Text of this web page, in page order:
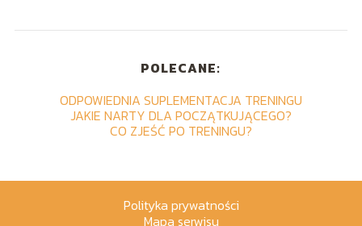
POLECANE:
ODPOWIEDNIA SUPLEMENTACJA TRENINGU
JAKIE NARTY DLA POCZĄTKUJĄCEGO?
CO ZJEŚĆ PO TRENINGU?
Polityka prywatności
Mapa serwisu